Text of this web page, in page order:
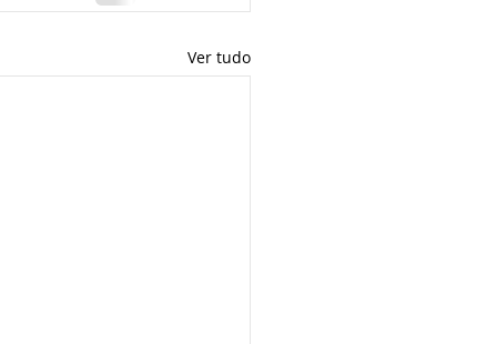
Ver tudo